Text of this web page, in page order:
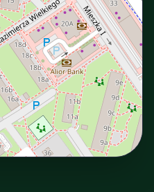
INTERACTIVE VIEW